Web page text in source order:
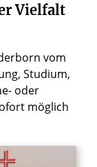
Vielfalt
vom
Studium,
oder
möglich